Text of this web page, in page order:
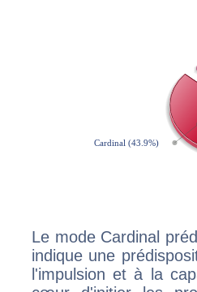
Le mode Cardinal
indique une
l'impulsion et à la